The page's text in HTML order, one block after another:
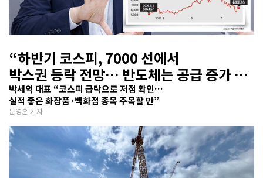
“하반기 코스피, 7000 선에서
박스권 등락 전망… 반도체는 공급 증가 선
반영 주시해야”
박세익 대표 “코스피 급락으로 저점 확인…
실적 좋은 화장품·백화점 종목 주목할 만”
문영훈 기자